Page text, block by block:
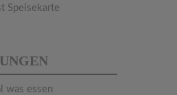
Speisekarte
was essen